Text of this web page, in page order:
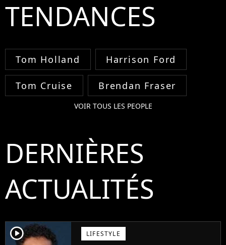
TENDANCES
Tom Holland Harrison Ford
Tom Cruise Brendan Fraser
VOIR TOUS LES PEOPLE
DERNIÈRES
ACTUALITÉS
player2 LIFESTYLE